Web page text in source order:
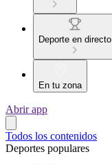
Deporte en directo
En tu zona
Abrir app
Todos los contenidos
Deportes populares